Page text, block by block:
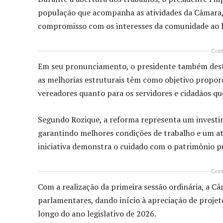
população que acompanha as atividades da
compromisso com os interesses da comunidade ao
Em seu pronunciamento, o presidente também
as melhorias estruturais têm como objetivo
vereadores quanto para os servidores e cidadãos
Segundo Rozique, a reforma representa um
garantindo melhores condições de trabalho e um
iniciativa demonstra o cuidado com o patrimônio
Com a realização da primeira sessão ordinária, a
parlamentares, dando início à apreciação de
longo do ano legislativo de 2026.